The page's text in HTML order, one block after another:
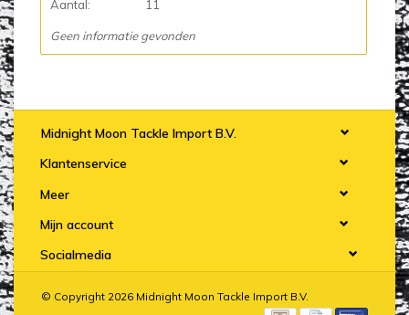
Aantal:
11
Geen informatie gevonden
Midnight Moon Tackle Import B.V.
Klantenservice
Meer
Mijn account
Socialmedia
© Copyright 2026 Midnight Moon Tackle Import B.V.